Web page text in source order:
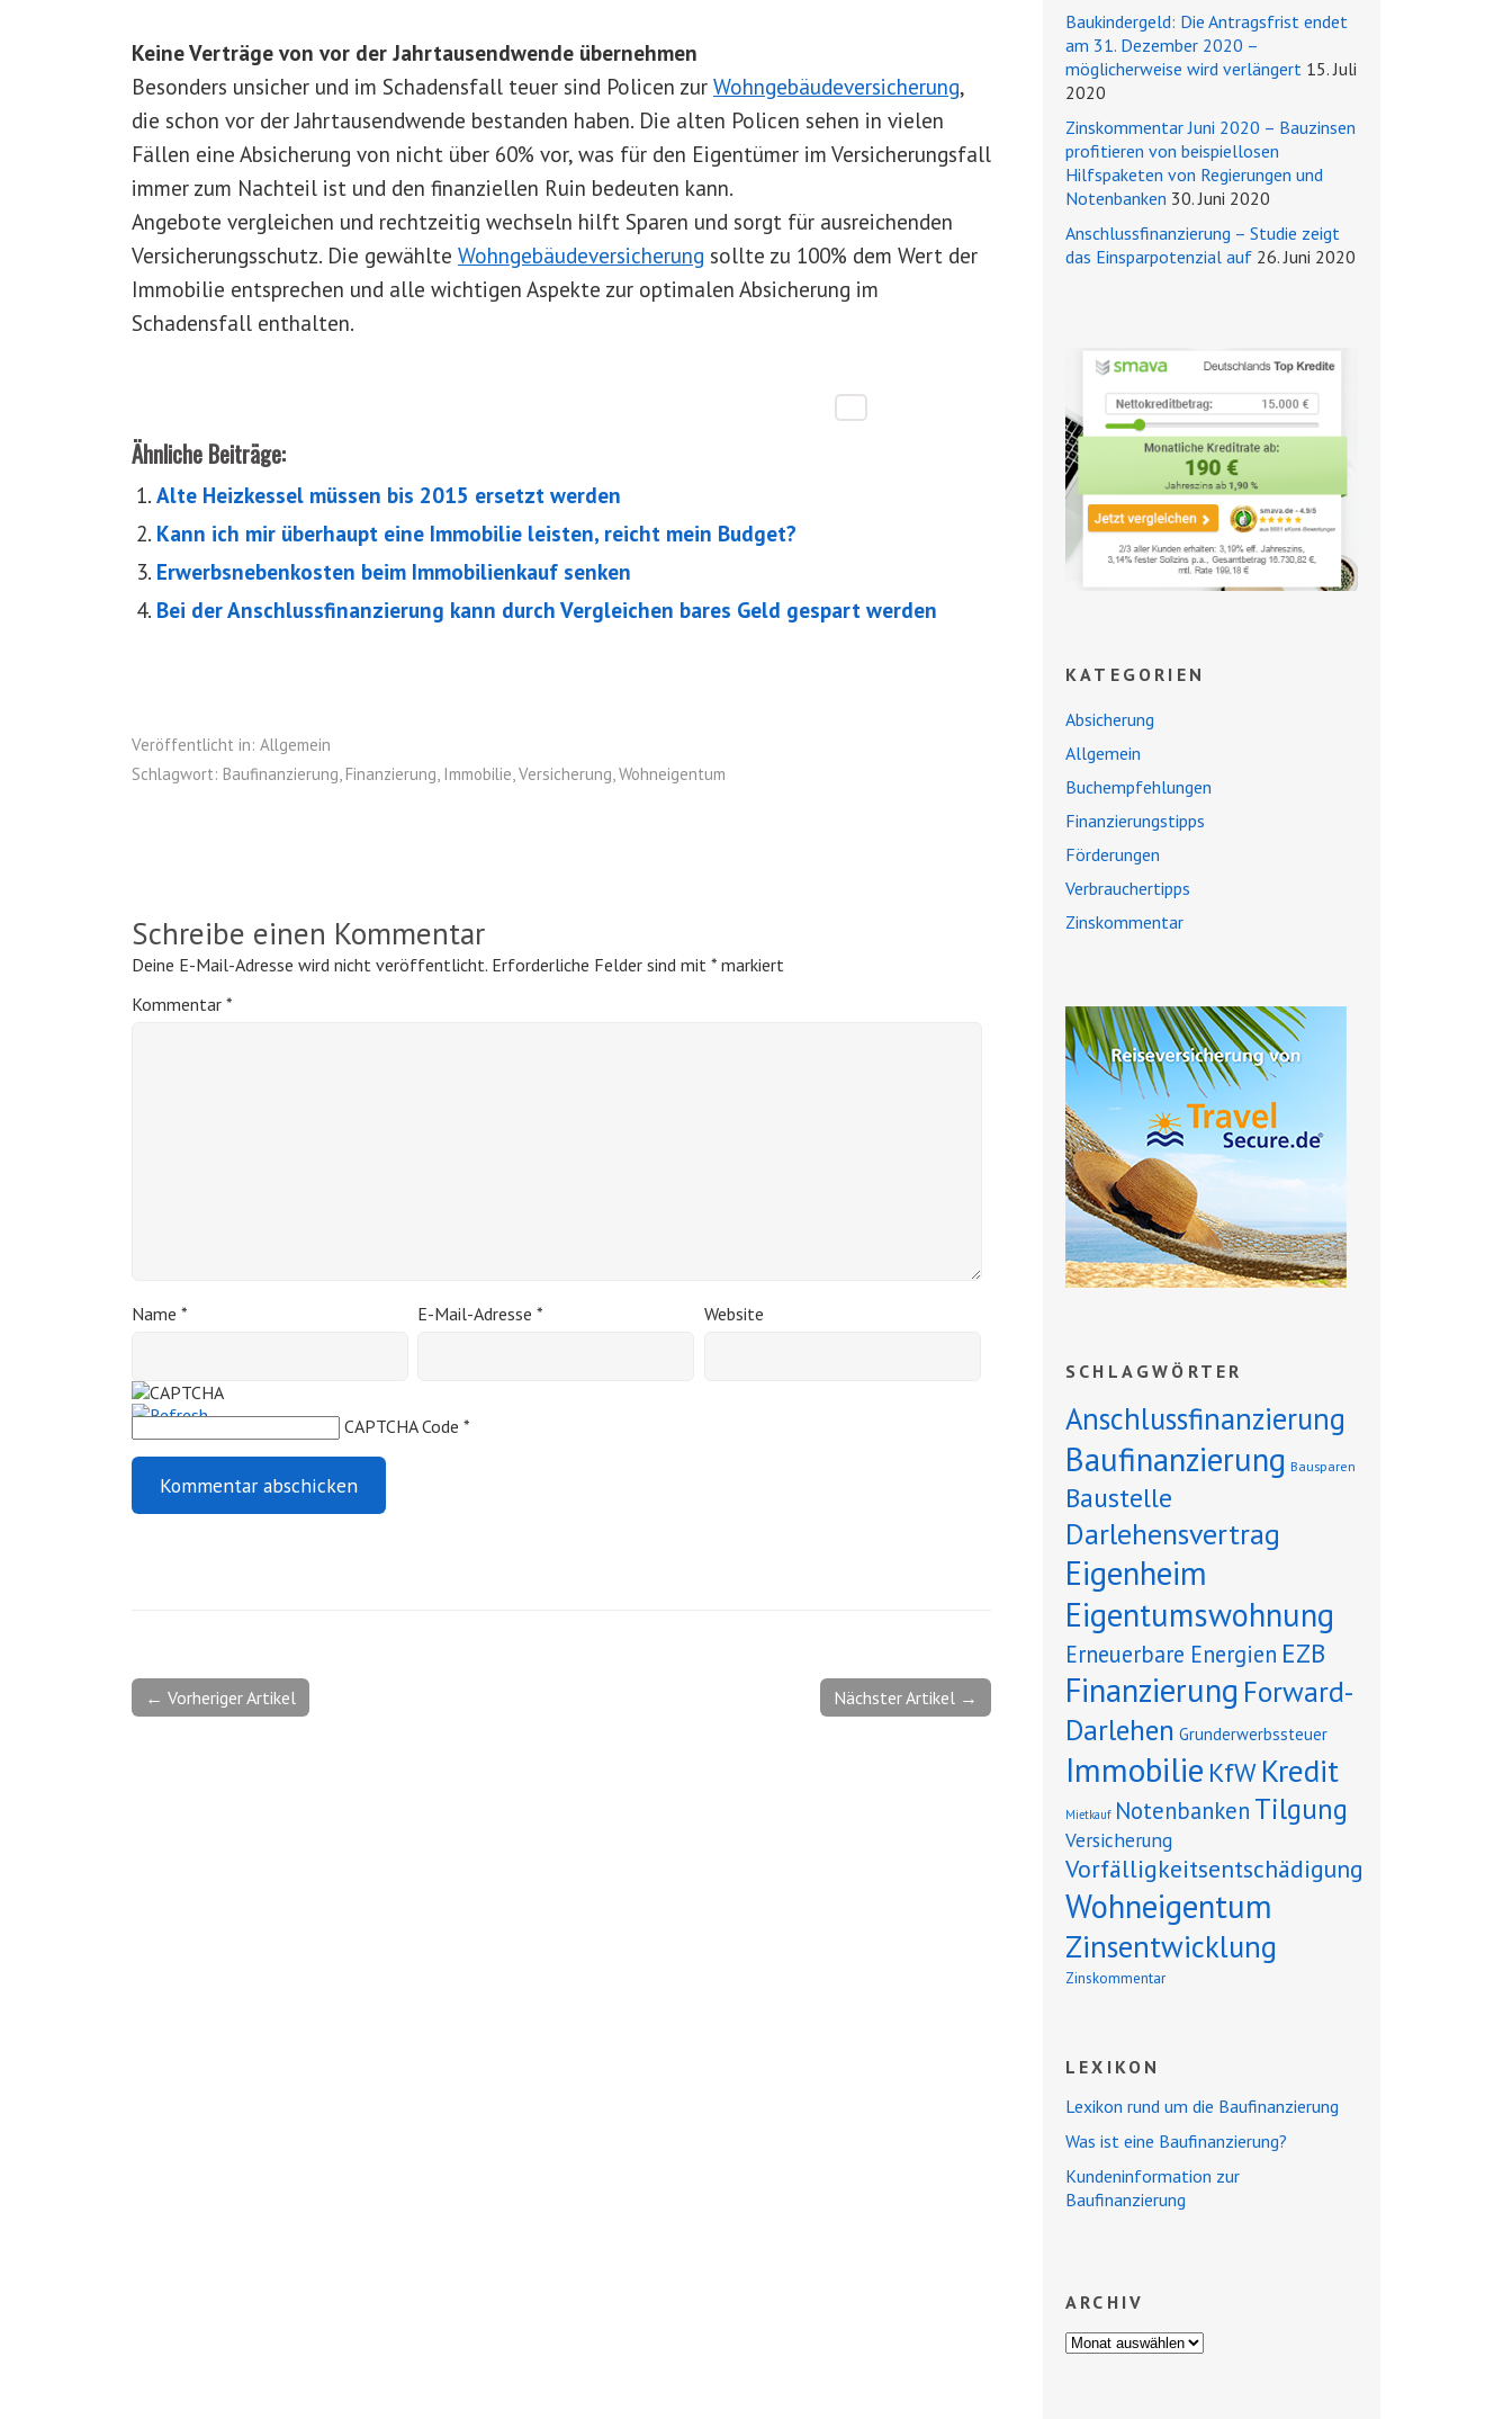
Keine Verträge von vor der Jahrtausendwende übernehmen
Besonders unsicher und im Schadensfall teuer sind Policen zur Wohngebäudeversicherung,
die schon vor der Jahrtausendwende bestanden haben. Die alten Policen sehen in vielen
Fällen eine Absicherung von nicht über 60% vor, was für den Eigentümer im Versicherungsfall
immer zum Nachteil ist und den finanziellen Ruin bedeuten kann.
Angebote vergleichen und rechtzeitig wechseln hilft Sparen und sorgt für ausreichenden
Versicherungsschutz. Die gewählte Wohngebäudeversicherung sollte zu 100% dem Wert der
Immobilie entsprechen und alle wichtigen Aspekte zur optimalen Absicherung im
Schadensfall enthalten.
Ähnliche Beiträge:
Alte Heizkessel müssen bis 2015 ersetzt werden
Kann ich mir überhaupt eine Immobilie leisten, reicht mein Budget?
Erwerbsnebenkosten beim Immobilienkauf senken
Bei der Anschlussfinanzierung kann durch Vergleichen bares Geld gespart werden
Veröffentlicht in: Allgemein
Schlagwort: Baufinanzierung, Finanzierung, Immobilie,Versicherung,Wohneigentum
Schreibe einen Kommentar
Deine E-Mail-Adresse wird nicht veröffentlicht. Erforderliche Felder sind mit * markiert
Kommentar *
Name * E-Mail-Adresse* Website
CAPTCHA Code *
Nächster Artikel →
← Vorheriger Artikel
Baukindergeld: Die Antragsfrist endet
am 31. Dezember 2020 –
möglicherweise wird verlängert 15. Juli
2020
Zinskommentar Juni 2020 – Bauzinsen
profitieren von beispiellosen
Hilfspaketen von Regierungen und
Notenbanken 30. Juni 2020
Anschlussfinanzierung – Studie zeigt
das Einsparpotenzial auf 26. Juni 2020
KATEGORIEN
Absicherung
Allgemein
Buchempfehlungen
Finanzierungstipps
Förderungen
Verbrauchertipps
Zinskommentar
SCHLAGWÖRTER
Anschlussfinanzierung
Baufinanzierung Bausparen
Baustelle
Darlehensvertrag
Eigenheim
Eigentumswohnung
Erneuerbare Energien EZB
Finanzierung Forward-
Darlehen Grunderwerbssteuer
Immobilie KfWKredit
Mietkauf Notenbanken Tilgung
Versicherung
Vorfälligkeitsentschädigung
Wohneigentum
Zinsentwicklung
Zinskommentar
LEXIKON
Lexikon rund um die Baufinanzierung
Was ist eine Baufinanzierung?
Kundeninformation zur
Baufinanzierung
ARCHIV